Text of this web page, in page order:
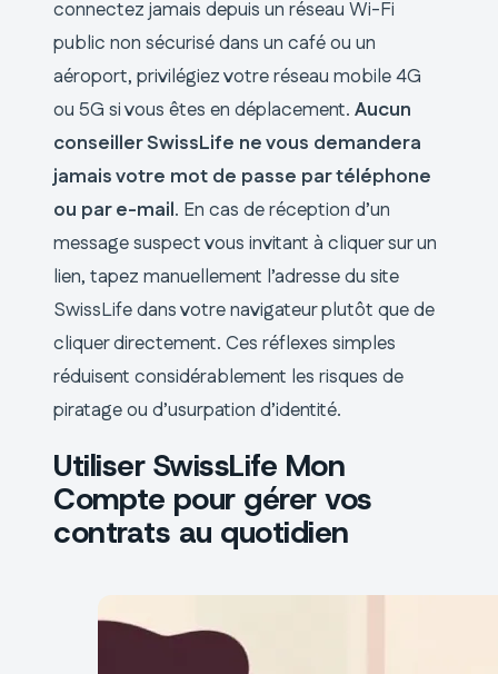
connectez jamais depuis un réseau Wi-Fi
public non sécurisé dans un café ou un
aéroport, privilégiez votre réseau mobile 4G
ou 5G si vous êtes en déplacement. Aucun
conseiller SwissLife ne vous demandera
jamais votre mot de passe par téléphone
ou par e-mail. En cas de réception d’un
message suspect vous invitant à cliquer sur un
lien, tapez manuellement l’adresse du site
SwissLife dans votre navigateur plutôt que de
cliquer directement. Ces réflexes simples
réduisent considérablement les risques de
piratage ou d’usurpation d’identité.
Utiliser SwissLife Mon
Compte pour gérer vos
contrats au quotidien